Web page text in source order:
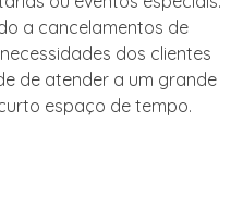
a cancelamentos de
dos clientes
de atender a um grande
espaço de tempo.